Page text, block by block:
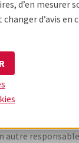
traitement par
par une
ces données
autre
d’en mesurer
d’avis en